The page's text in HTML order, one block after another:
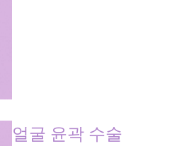
얼굴 윤곽 수술